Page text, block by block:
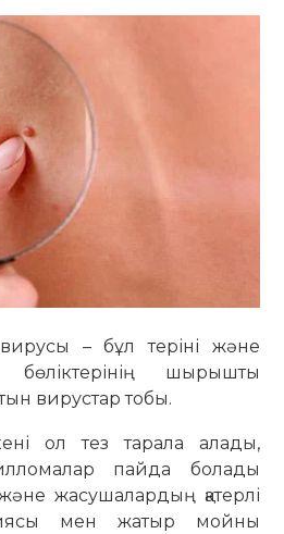
– бұл теріні және
бөліктерінің шырышты
вирустар тобы.
ол тез тарала алады,
пайда болады
жасушалардың қатерлі
мен жатыр мойны